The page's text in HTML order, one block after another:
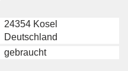
24354 Kosel
Deutschland
gebraucht